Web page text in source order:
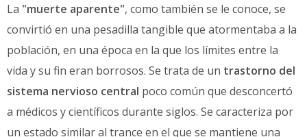
La "muerte aparente", como también se le conoce, se
convirtió en una pesadilla tangible que atormentaba a la
población, en una época en la que los límites entre la
vida y su fin eran borrosos. Se trata de un trastorno del
sistema nervioso central poco común que desconcertó
a médicos y científicos durante siglos. Se caracteriza por
un estado similar al trance en el que se mantiene una